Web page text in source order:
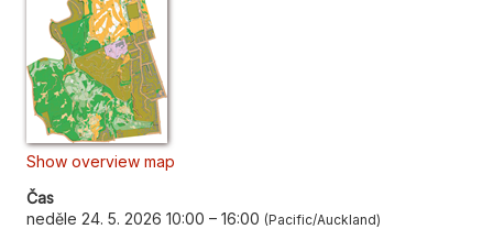
Show overview map
Čas
neděle 24. 5. 2026 10:00 – 16:00 Pacific/Auckland